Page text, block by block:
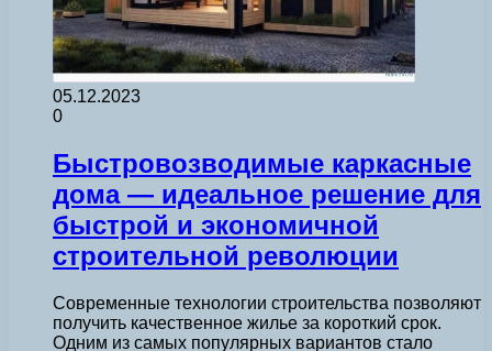
05.12.2023
0
Быстровозводимые каркасные
дома — идеальное решение для
быстрой и экономичной
строительной революции
Современные технологии строительства позволяют
получить качественное жилье за короткий срок.
Одним из самых популярных вариантов стало